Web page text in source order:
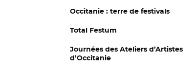
Occitanie : terre de festivals
Total Festum
Journées des Ateliers d’Artistes
d’Occitanie